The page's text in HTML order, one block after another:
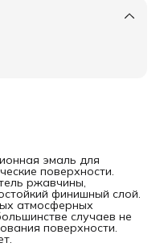
эмаль для
поверхности.
ржавчины,
финишный слой.
атмосферных
случаев не
поверхности.